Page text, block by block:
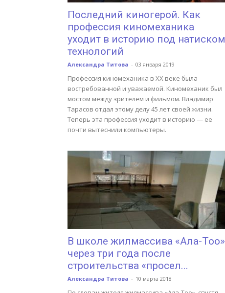
Последний киногерой. Как
профессия киномеханика
уходит в историю под натиском
технологий
Александра Титова - 03 января 2019
Профессия киномеханика в XX веке была
востребованной и уважаемой. Киномеханик был
мостом между зрителем и фильмом. Владимир
Тарасов отдал этому делу 45 лет своей жизни.
Теперь эта профессия уходит в историю — ее
почти вытеснили компьютеры.
В школе жилмассива «Ала-Тоо»
через три года после
строительства «просел...
Александра Титова - 10 марта 2018